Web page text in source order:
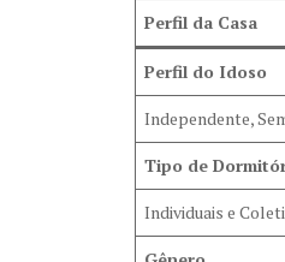
Perfil da Casa
Perfil do Idoso
Independente,
Tipo de
Individuais e